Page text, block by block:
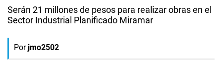
Serán 21 millones de pesos para realizar obras en el
Sector Industrial Planificado Miramar
Por jmo2502